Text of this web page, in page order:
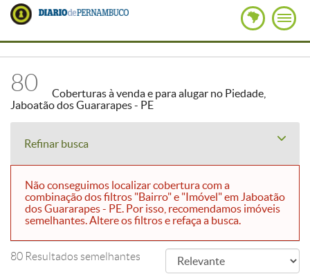
80
Coberturas à venda e para alugar no Piedade,
Jaboatão dos Guararapes - PE
Refinar busca
Não conseguimos localizar cobertura com a
combinação dos filtros "Bairro" e "Imóvel" em Jaboatão
dos Guararapes - PE. Por isso, recomendamos imóveis
semelhantes. Altere os filtros e refaça a busca.
80 Resultados semelhantes